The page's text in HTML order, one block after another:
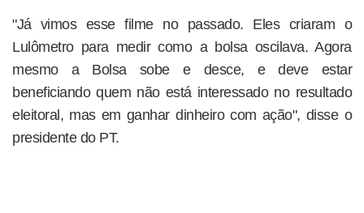
"Já vimos esse filme no passado. Eles criaram o
Lulômetro para medir como a bolsa oscilava. Agora
mesmo a Bolsa sobe e desce, e deve estar
beneficiando quem não está interessado no resultado
eleitoral, mas em ganhar dinheiro com ação", disse o
presidente do PT.